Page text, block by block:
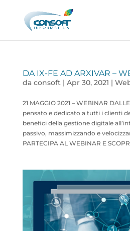
DA IX-FE AD ARXIVAR –
da consoft| Apr 30, 2021 |
21 MAGGIO 2021 – WEBINAR
pensato e dedicato a tutti i clienti
benefici della gestione digitale
passivo, massimizzando e
PARTECIPA AL WEBINAR E